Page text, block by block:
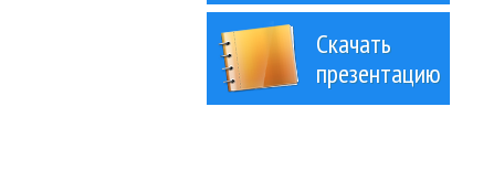
Скачать
презентацию